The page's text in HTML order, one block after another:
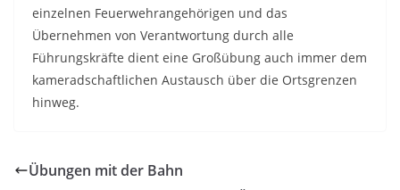
einzelnen Feuerwehrangehörigen und das
Übernehmen von Verantwortung durch alle
Führungskräfte dient eine Großübung auch immer dem
kameradschaftlichen Austausch über die Ortsgrenzen
hinweg.
Übungen mit der Bahn